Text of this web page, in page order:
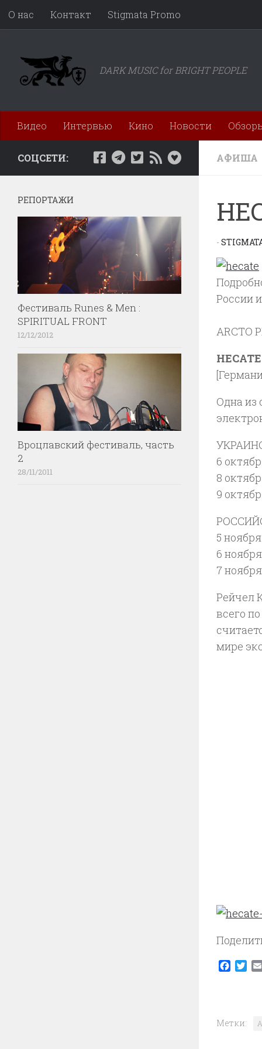
Перейти к содержимому
О нас Контакт Stigmata Promo
DARK MUSIC for BRIGHT PEOPLE
Видео Интервью Кино Новости
АФИША
-
России
ARCTO
HECATE
Одна из
6
8
9
5
6
7
Рейчел
всего
мире
Метки:
СОЦСЕТИ:
РЕПОРТАЖИ
Фестиваль Runes & Men :
SPIRITUAL FRONT
12/12/2012
Вроцлавский фестиваль, часть
2
28/11/2011